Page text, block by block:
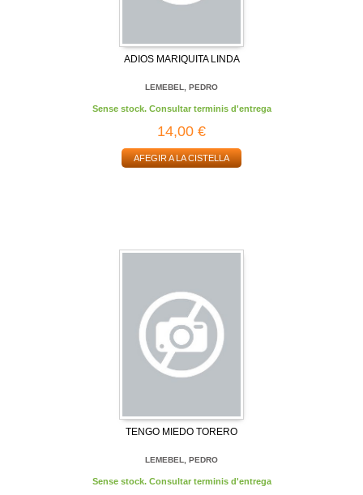
ADIOS MARIQUITA LINDA
LEMEBEL, PEDRO
Sense stock. Consultar terminis d'entrega
14,00 €
AFEGIR A LA CISTELLA
TENGO MIEDO TORERO
LEMEBEL, PEDRO
Sense stock. Consultar terminis d'entrega